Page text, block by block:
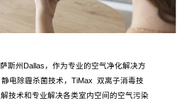
斯州Dallas，作为专业的空气净化解决方
电除霾杀菌技术，TiMax 双离子消毒技
技术和专业解决各类室内空间的空气污染